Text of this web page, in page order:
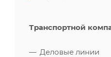
Транспортной
Деловые линии